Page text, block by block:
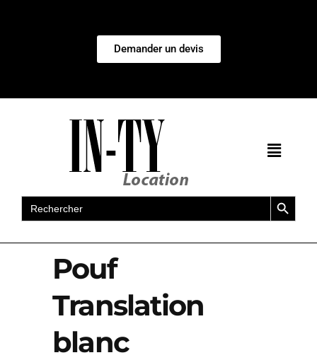
Demander un devis
Search
for:
Search Button
Pouf
Translation
blanc